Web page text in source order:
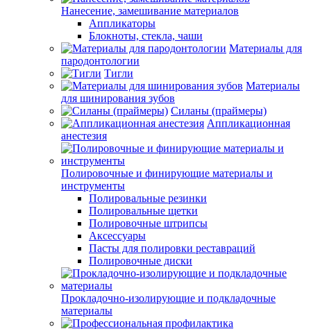
Нанесение, замешивание материалов
Аппликаторы
Блокноты, стекла, чаши
Материалы для
пародонтологии
Тигли
Материалы
для шинирования зубов
Силаны (праймеры)
Аппликационная
анестезия
Полировочные и финирующие материалы и
инструменты
Полировальные резинки
Полировальные щетки
Полировочные штрипсы
Аксессуары
Пасты для полировки реставраций
Полировочные диски
Прокладочно-изолирующие и подкладочные
материалы